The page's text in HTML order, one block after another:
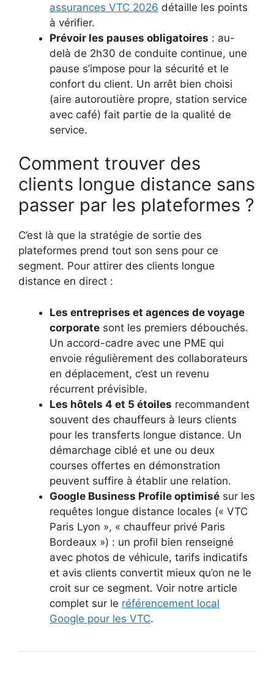
assurances VTC 2026 détaille les points
à vérifier.
Prévoir les pauses obligatoires : au-
delà de 2h30 de conduite continue, une
pause s’impose pour la sécurité et le
confort du client. Un arrêt bien choisi
(aire autoroutière propre, station service
avec café) fait partie de la qualité de
service.
Comment trouver des
clients longue distance sans
passer par les plateformes ?
C’est là que la stratégie de sortie des
plateformes prend tout son sens pour ce
segment. Pour attirer des clients longue
distance en direct :
Les entreprises et agences de voyage
corporate sont les premiers débouchés.
Un accord-cadre avec une PME qui
envoie régulièrement des collaborateurs
en déplacement, c’est un revenu
récurrent prévisible.
Les hôtels 4 et 5 étoiles recommandent
souvent des chauffeurs à leurs clients
pour les transferts longue distance. Un
démarchage ciblé et une ou deux
courses offertes en démonstration
peuvent suffire à établir une relation.
Google Business Profile optimisé sur les
requêtes longue distance locales (« VTC
Paris Lyon », « chauffeur privé Paris
Bordeaux ») : un profil bien renseigné
avec photos de véhicule, tarifs indicatifs
et avis clients convertit mieux qu’on ne le
croit sur ce segment. Voir notre article
complet sur le référencement local
Google pour les VTC.